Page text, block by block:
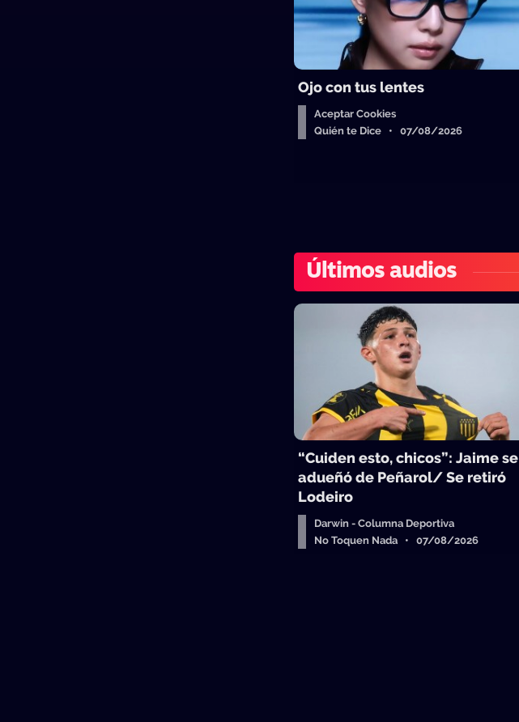
Ojo con tus lentes
Aceptar Cookies
Quién te Dice • 07/08/2026
Últimos audios
“Cuiden esto, chicos”: Jaime se
adueñó de Peñarol/ Se retiró
Lodeiro
Darwin - Columna Deportiva
No Toquen Nada • 07/08/2026